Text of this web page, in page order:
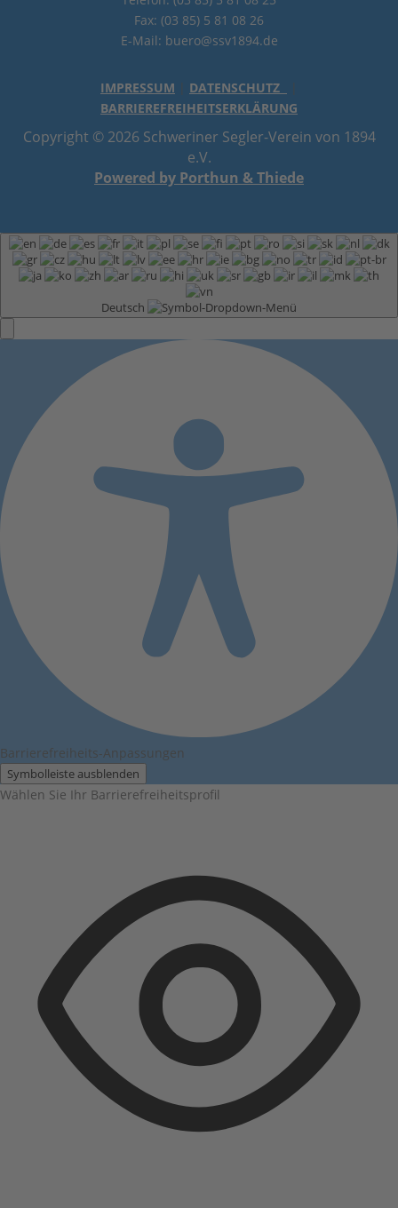
IMPRESSUM DATENSCHUTZ
BARRIEREFREIHEITSERKLÄRUNG
Copyright © 2026 Schweriner Segler-Verein von 1894
e.V.
Powered by Porthun & Thiede
Fax: (03 85) 5 81 08 26
E-Mail: buero@ssv1894.de
Deutsch
Barrierefreiheits-Anpassungen
Symbolleiste ausblenden
Wählen Sie Ihr Barrierefreiheitsprofil